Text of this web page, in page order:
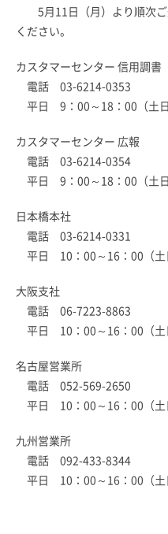
5月11日（月）より順次ご
ください。
カスタマーセンター 信用調書
電話 03-6214-0353
平日 9：00～18：00（土日
カスタマーセンター 広報
電話 03-6214-0354
平日 9：00～18：00（土日
日本橋本社
電話 03-6214-0331
平日 10：00～16：00（土
大阪支社
電話 06-7223-8863
平日 10：00～16：00（土
名古屋営業所
電話 052-569-2650
平日 10：00～16：00（土
九州営業所
電話 092-433-8344
平日 10：00～16：00（土